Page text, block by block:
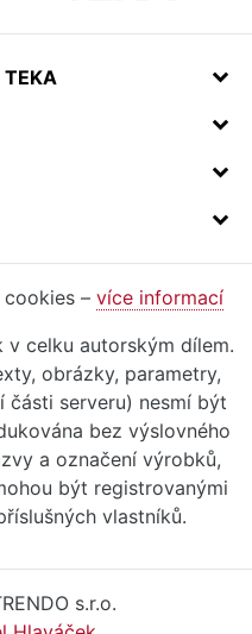
TEKA
– více informací
celku autorským dílem.
obrázky, parametry,
části serveru) nesmí být
bez výslovného
a označení výrobků,
být registrovanými
vlastníků.
s.r.o.